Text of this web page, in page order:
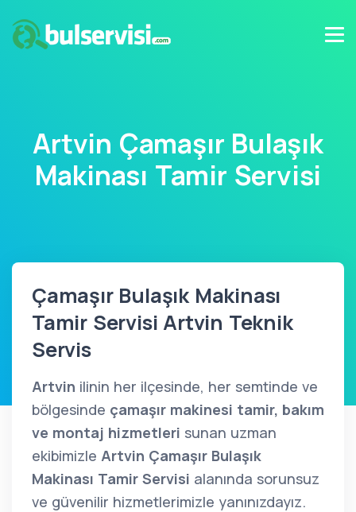
Artvin Çamaşır Bulaşık
Makinası Tamir Servisi
Çamaşır Bulaşık Makinası
Tamir Servisi Artvin Teknik
Servis
Artvin ilinin her ilçesinde, her semtinde ve
bölgesinde çamaşır makinesi tamir, bakım
ve montaj hizmetleri sunan uzman
ekibimizle Artvin Çamaşır Bulaşık
Makinası Tamir Servisi alanında sorunsuz
ve güvenilir hizmetlerimizle yanınızdayız.